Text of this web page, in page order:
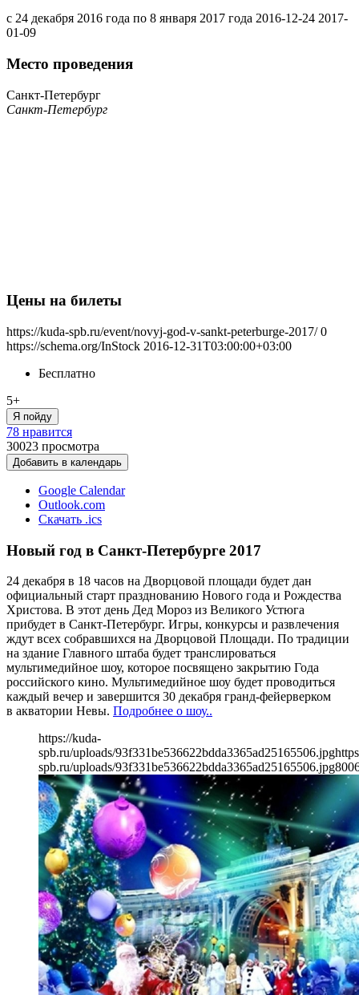
с 24 декабря 2016 года по 8 января 2017 года 2016-12-24 2017-
01-09
Место проведения
Санкт-Петербург
Санкт-Петербург
Цены на билеты
https://kuda-spb.ru/event/novyj-god-v-sankt-peterburge-2017/ 0
https://schema.org/InStock 2016-12-31T03:00:00+03:00
Бесплатно
5+
Я пойду
78 нравится
30023 просмотра
Добавить в календарь
Google Calendar
Outlook.com
Скачать .ics
Новый год в Санкт-Петербурге 2017
24 декабря в 18 часов на Дворцовой площади будет дан
официальный старт празднованию Нового года и Рождества
Христова. В этот день Дед Мороз из Великого Устюга
прибудет в Санкт-Петербург. Игры, конкурсы и развлечения
ждут всех собравшихся на Дворцовой Площади. По традиции
на здание Главного штаба будет транслироваться
мультимедийное шоу, которое посвящено закрытию Года
российского кино. Мультимедийное шоу будет проводиться
каждый вечер и завершится 30 декабря гранд-фейерверком
в акватории Невы. Подробнее о шоу..
https://kuda-
spb.ru/uploads/93f331be536622bdda3365ad25165506.jpg
spb.ru/uploads/93f331be536622bdda3365ad25165506.jpg800